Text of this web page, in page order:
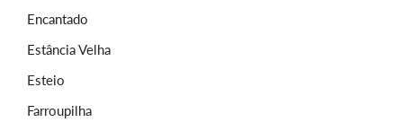
Encantado
Estância Velha
Esteio
Farroupilha